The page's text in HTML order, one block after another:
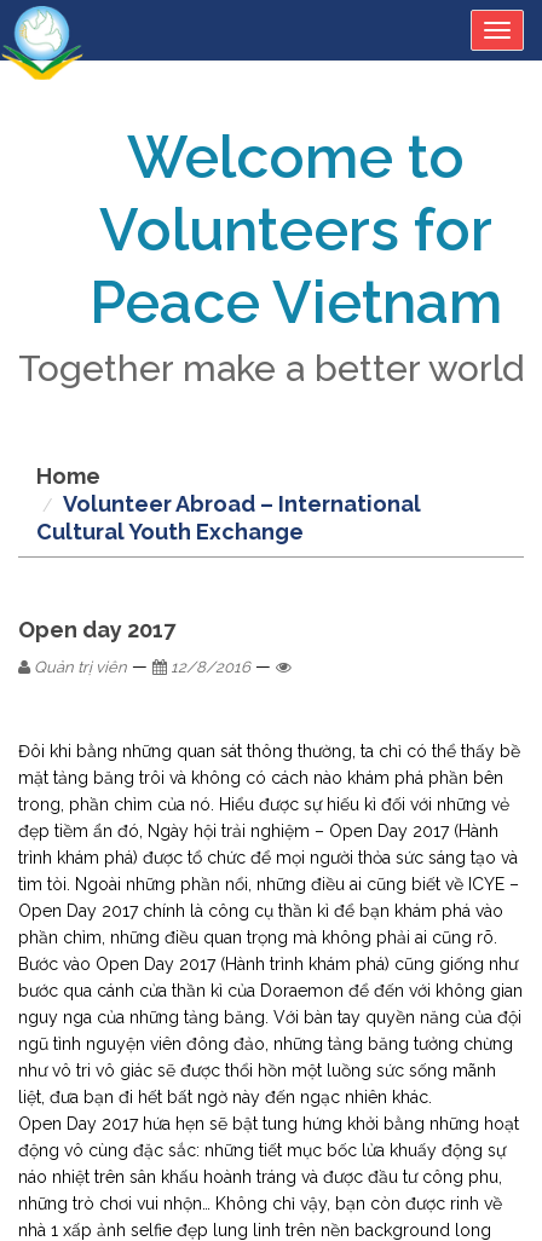
Welcome to
Volunteers for
Peace Vietnam
Together make a better world
Home
Volunteer Abroad – International
Cultural Youth Exchange
Open day 2017
Quản trị viên — 12/8/2016—
Đôi khi bằng những quan sát thông thường, ta chỉ có thể thấy bề
mặt tảng băng trôi và không có cách nào khám phá phần bên
trong, phần chìm của nó. Hiểu được sự hiếu kì đối với những vẻ
đẹp tiềm ẩn đó, Ngày hội trải nghiệm – Open Day 2017 (Hành
trình khám phá) được tổ chức để mọi người thỏa sức sáng tạo và
tìm tòi. Ngoài những phần nổi, những điều ai cũng biết về ICYE –
Open Day 2017 chính là công cụ thần kì để bạn khám phá vào
phần chìm, những điều quan trọng mà không phải ai cũng rõ.
Bước vào Open Day 2017 (Hành trình khám phá) cũng giống như
bước qua cánh cửa thần kì của Doraemon để đến với không gian
nguy nga của những tảng băng. Với bàn tay quyền năng của đội
ngũ tình nguyện viên đông đảo, những tảng băng tưởng chừng
như vô tri vô giác sẽ được thổi hồn một luồng sức sống mãnh
liệt, đưa bạn đi hết bất ngờ này đến ngạc nhiên khác.
Open Day 2017 hứa hẹn sẽ bật tung hứng khởi bằng những hoạt
động vô cùng đặc sắc: những tiết mục bốc lửa khuấy động sự
náo nhiệt trên sân khấu hoành tráng và được đầu tư công phu,
những trò chơi vui nhộn… Không chỉ vậy, bạn còn được rinh về
nhà 1 xấp ảnh selfie đẹp lung linh trên nền background long